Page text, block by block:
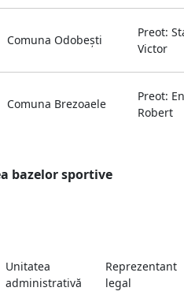
Comuna Odobeşti
Preot:
Victor
Comuna Brezoaele
Preot:
Robert
bazelor sportive
Unitatea
administrativă
Reprezentant
legal